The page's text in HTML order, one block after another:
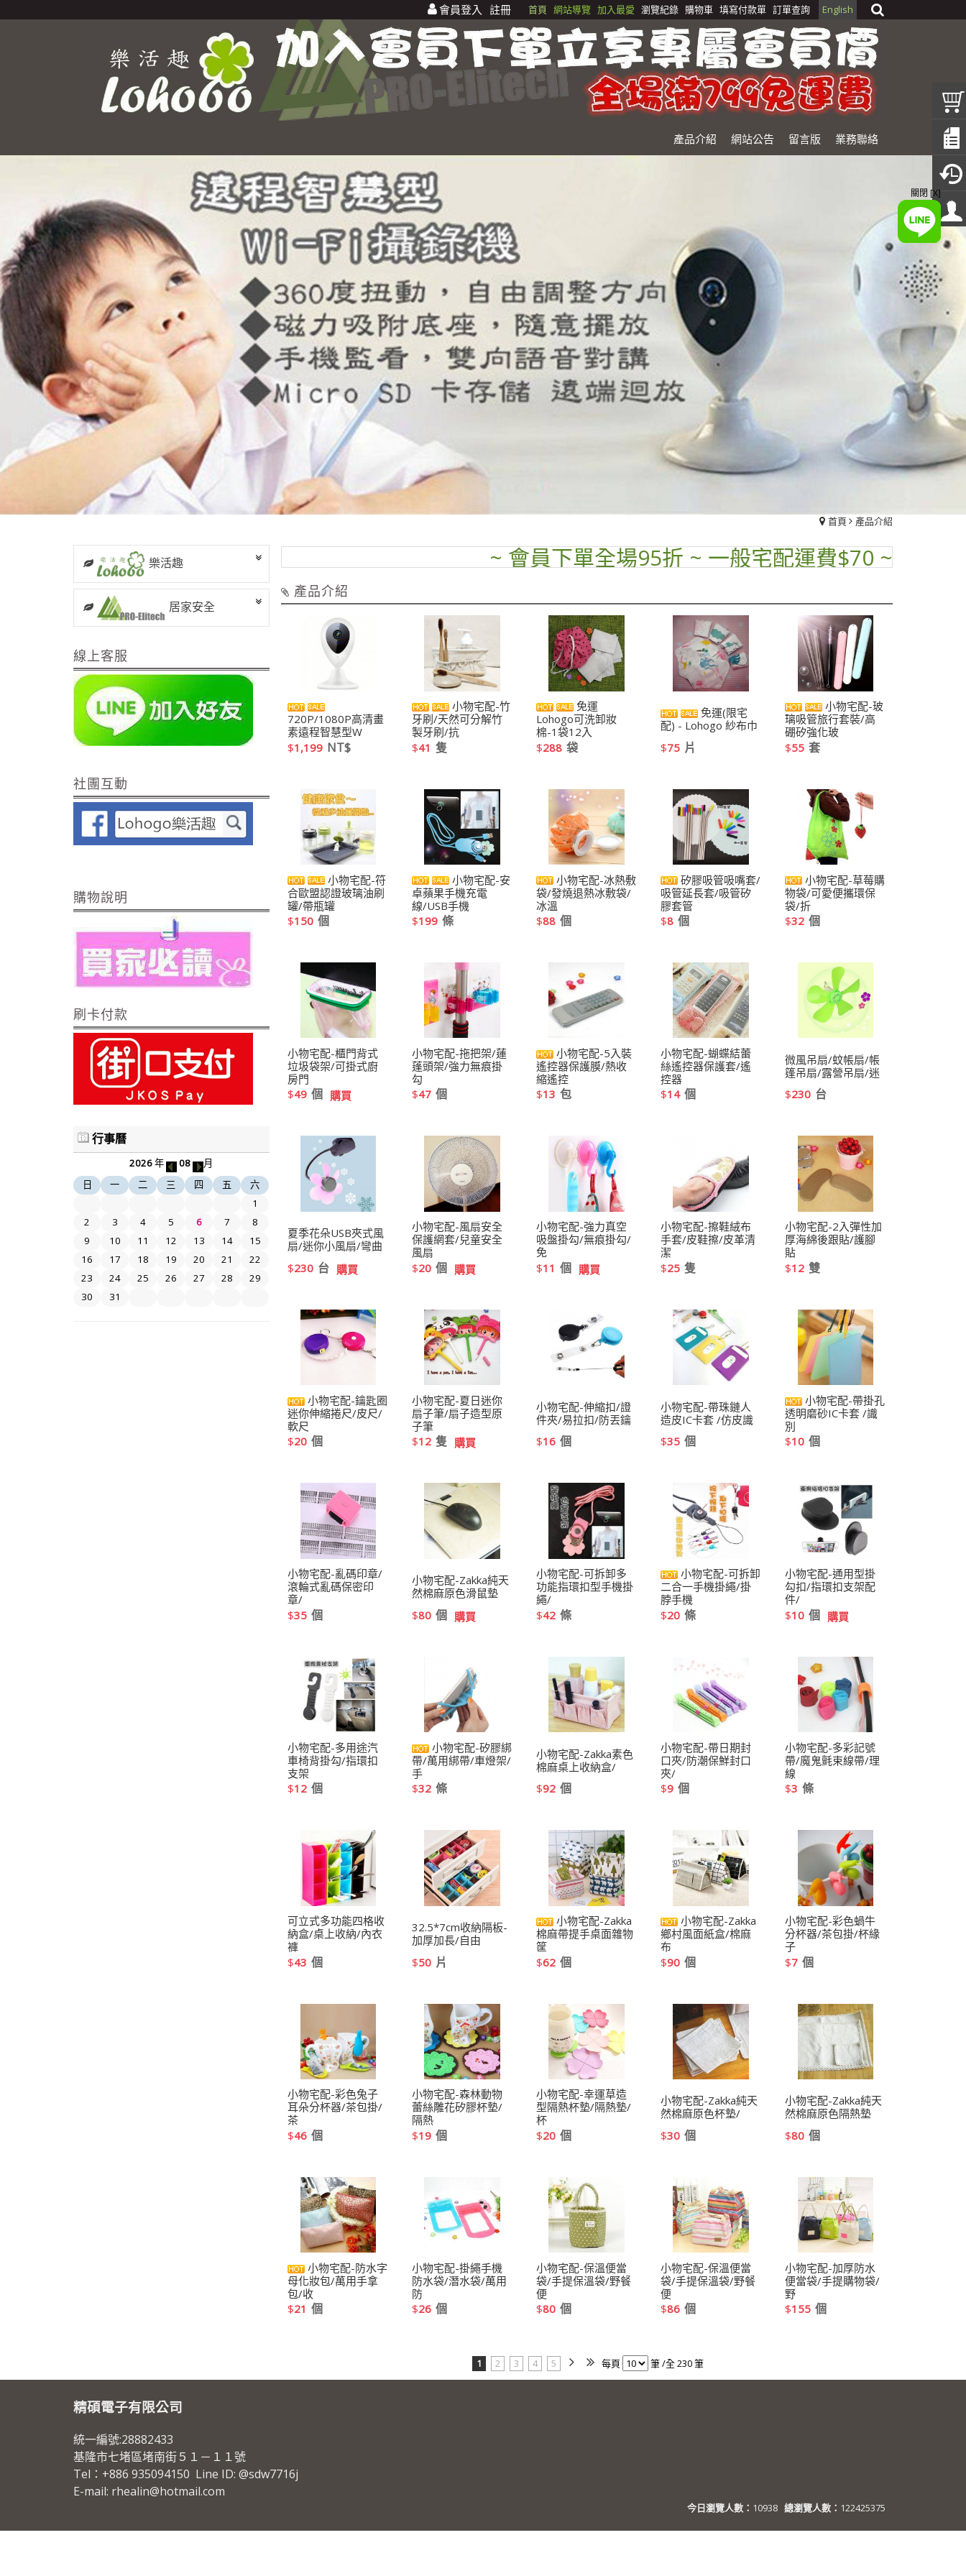
首頁 網站導覽 加入最愛 English
瀏覽紀錄 購物車 填寫付款單 訂單查詢
會員登入 註冊
產品介紹 網站公告 留言版 業務聯絡
首頁 產品介紹
樂活趣
居家安全
線上客服
社團互動
購物說明
刷卡付款
行事曆
2026年 08
月
日
一 二 三 四 五
六
1
2
3 4 5 6 7
8
9
10 11 12 13 14
15
16
17 18 19 20 21
22
23
24 25 26 27 28
29
30
31
~ 會員下單全場95折 ~ 一般宅配運費$70 ~ 品名標示
產品介紹
720P/1080P高清畫
素遠程智慧型W
$1,199 NT$
小物宅配-竹
牙刷/天然可分解竹
製牙刷/抗
$41 隻
免運
Lohogo可洗卸妝
棉-1袋12入
$288 袋
免運(限宅
配) - Lohogo 紗布巾
$75 片
小物宅配-玻
璃吸管旅行套裝/高
硼矽強化玻
$55 套
小物宅配-符
合歐盟認證玻璃油刷
罐/帶瓶罐
$150 個
小物宅配-安
卓蘋果手機充電
線/USB手機
$199 條
小物宅配-冰熱敷
袋/發燒退熱冰敷袋/
冰溫
$88 個
矽膠吸管吸嘴套/
吸管延長套/吸管矽
膠套管
$8 個
小物宅配-草莓購
物袋/可愛便攜環保
袋/折
$32 個
小物宅配-櫃門背式
垃圾袋架/可掛式廚
房門
$49 個 購買
小物宅配-拖把架/蓮
蓬頭架/強力無痕掛
勾
$47 個
小物宅配-5入裝
遙控器保護膜/熱收
縮遙控
$13 包
小物宅配-蝴蝶結蕾
絲遙控器保護套/遙
控器
$14 個
微風吊扇/蚊帳扇/帳
篷吊扇/露營吊扇/迷
$230 台
夏季花朵USB夾式風
扇/迷你小風扇/彎曲
$230 台 購買
小物宅配-風扇安全
保護網套/兒童安全
風扇
$20 個 購買
小物宅配-強力真空
吸盤掛勾/無痕掛勾/
免
$11 個 購買
小物宅配-擦鞋絨布
手套/皮鞋擦/皮革清
潔
$25 隻
小物宅配-2入彈性加
厚海綿後跟貼/護腳
貼
$12 雙
小物宅配-鑰匙圈
迷你伸縮捲尺/皮尺/
軟尺
$20 個
小物宅配-夏日迷你
扇子筆/扇子造型原
子筆
$12 隻 購買
小物宅配-伸縮扣/證
件夾/易拉扣/防丟鑰
$16 個
小物宅配-帶珠鏈人
造皮IC卡套 /仿皮識
$35 個
小物宅配-帶掛孔
透明磨砂IC卡套 /識
別
$10 個
小物宅配-亂碼印章/
滾輪式亂碼保密印
章/
$35 個
小物宅配-Zakka純天
然棉麻原色滑鼠墊
$80 個 購買
小物宅配-可拆卸多
功能指環扣型手機掛
繩/
$42 條
小物宅配-可拆卸
二合一手機掛繩/掛
脖手機
$20 條
小物宅配-通用型掛
勾扣/指環扣支架配
件/
$10 個 購買
小物宅配-多用途汽
車椅背掛勾/指環扣
支架
$12 個
小物宅配-矽膠綁
帶/萬用綁帶/車燈架/
手
$32 條
小物宅配-Zakka素色
棉麻桌上收納盒/
$92 個
小物宅配-帶日期封
口夾/防潮保鮮封口
夾/
$9 個
小物宅配-多彩記號
帶/魔鬼氈束線帶/理
線
$3 條
可立式多功能四格收
納盒/桌上收納/內衣
褲
$43 個
32.5*7cm收納隔板-
加厚加長/自由
$50 片
小物宅配-Zakka
棉麻帶提手桌面雜物
筐
$62 個
小物宅配-Zakka
鄉村風面紙盒/棉麻
布
$90 個
小物宅配-彩色蝸牛
分杯器/茶包掛/杯緣
子
$7 個
小物宅配-彩色兔子
耳朵分杯器/茶包掛/
茶
$46 個
小物宅配-森林動物
蕾絲雕花矽膠杯墊/
隔熱
$19 個
小物宅配-幸運草造
型隔熱杯墊/隔熱墊/
杯
$20 個
小物宅配-Zakka純天
然棉麻原色杯墊/
$30 個
小物宅配-Zakka純天
然棉麻原色隔熱墊
$80 個
小物宅配-防水字
母化妝包/萬用手拿
包/收
$21 個
小物宅配-掛繩手機
防水袋/潛水袋/萬用
防
$26 個
小物宅配-保溫便當
袋/手提保溫袋/野餐
便
$80 個
小物宅配-保溫便當
袋/手提保溫袋/野餐
便
$86 個
小物宅配-加厚防水
便當袋/手提購物袋/
野
$155 個
1 2 3 4 5 每頁 筆 /全 230 筆
精碩電子有限公司
統一編號:28882433
基隆市七堵區堵南街５１－１１號
Tel：+886 935094150 Line ID: @sdw7716j
E-mail: rhealin@hotmail.com
今日瀏覽人數： 10938 總瀏覽人數： 122425375
關閉 [X]